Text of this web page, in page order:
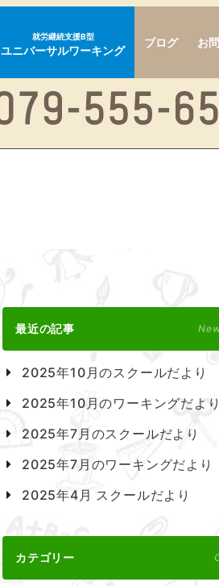
就労継続支援B型
ユニバーサルワーキング
ブログ お
最近の記事
2025年10月のスクールだより
2025年10月のワーキングだより
2025年7月のスクールだより
2025年7月のワーキングだより
2025年4月 スクールだより
カテゴリー